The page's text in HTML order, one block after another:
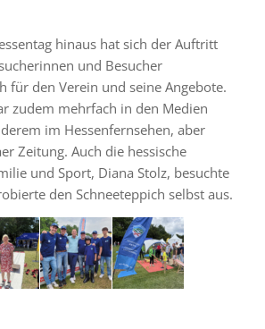
hinaus hat sich der Auftritt
und Besucher
für den Verein und seine Angebote.
zudem mehrfach in den Medien
im Hessenfernsehen, aber
Zeitung. Auch die hessische
und Sport, Diana Stolz, besuchte
den Schneeteppich selbst aus.